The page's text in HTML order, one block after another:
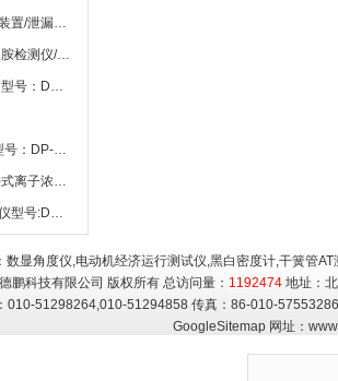
泄漏电流测试仪检定装置/泄漏电流测试检定仪
泵吸式甲胺检测仪/甲胺检测仪/甲胺报警仪DP-CH3NH2
数字式四探针测试仪 型号：DP-2258C基本参数
电导率仪/电导率计 型号：DP-160B
携带型氯离子计/手持式离子浓度计 型号:DP321-CL
导电微晶静电场描绘仪型号:DP/GVZ-3参数
数显角度仪,电动机经济运行测试仪,黑白密度计,干簧管
鹏科技有限公司 版权所有 总访问量： 1192474 地址：
010-51298264,010-51294858 传真：86-010-
GoogleSitemap网址：